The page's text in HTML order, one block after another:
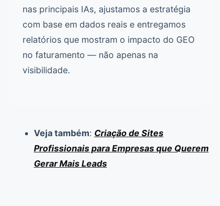
nas principais IAs, ajustamos a estratégia
com base em dados reais e entregamos
relatórios que mostram o impacto do GEO
no faturamento — não apenas na
visibilidade.
Veja também: Criação de Sites
Profissionais para Empresas que Querem
Gerar Mais Leads